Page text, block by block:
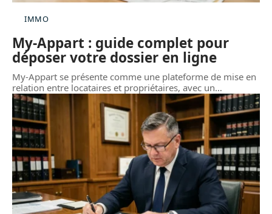
IMMO
My-Appart : guide complet pour
déposer votre dossier en ligne
My-Appart se présente comme une plateforme de mise en
relation entre locataires et propriétaires, avec un…